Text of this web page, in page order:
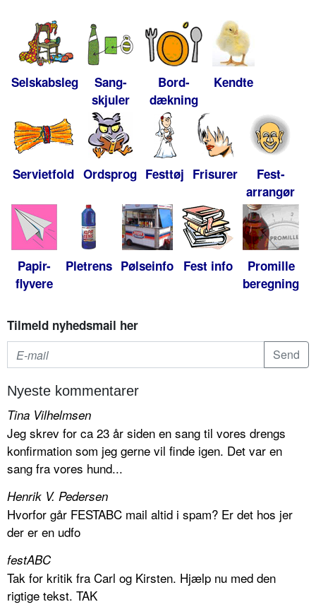
Selskabsleg
Sang-
skjuler
Bord-
dækning
Kendte
Servietfold Ordsprog Festtøj Frisurer
Fest-
arrangør
Papir-
flyvere
Pletrens Pølseinfo Fest info
Promille
beregning
Tilmeld nyhedsmail her
Nyeste kommentarer
Tina Vilhelmsen
Jeg skrev for ca 23 år siden en sang til vores drengs
konfirmation som jeg gerne vil finde igen. Det var en
sang fra vores hund...
Henrik V. Pedersen
Hvorfor går FESTABC mail altid i spam? Er det hos jer
der er en udfo
festABC
Tak for kritik fra Carl og Kirsten. Hjælp nu med den
rigtige tekst. TAK